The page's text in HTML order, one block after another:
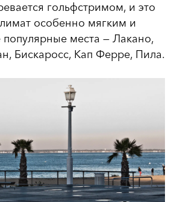
гольфстримом, и это
особенно мягким и
места — Лакано,
Бискаросс, Кап Ферре, Пила.